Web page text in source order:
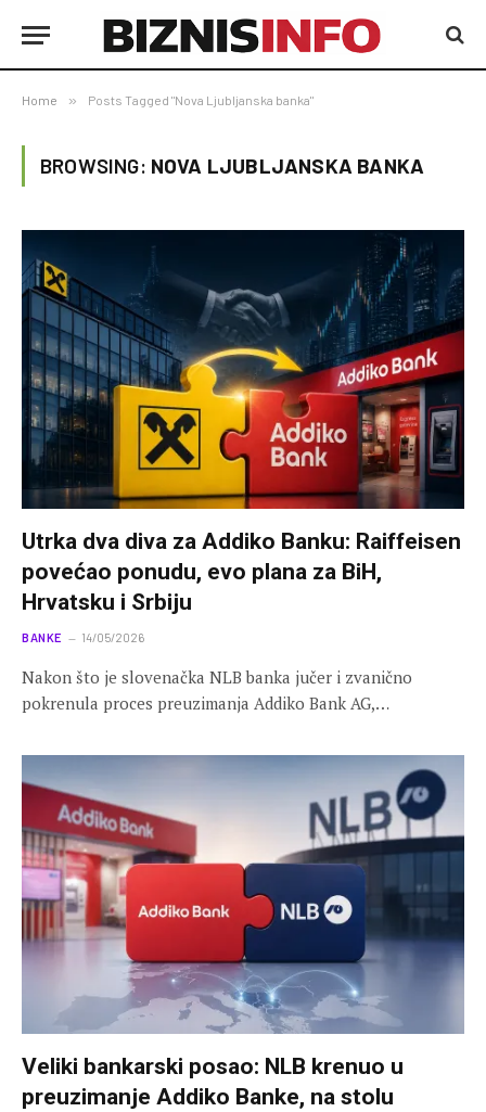
Home » Posts Tagged "Nova Ljubljanska banka"
BROWSING: NOVA LJUBLJANSKA BANKA
Utrka dva diva za Addiko Banku: Raiffeisen
povećao ponudu, evo plana za BiH,
Hrvatsku i Srbiju
BANKE 14/05/2026
Nakon što je slovenačka NLB banka jučer i zvanično
pokrenula proces preuzimanja Addiko Bank AG,…
Veliki bankarski posao: NLB krenuo u
preuzimanje Addiko Banke, na stolu